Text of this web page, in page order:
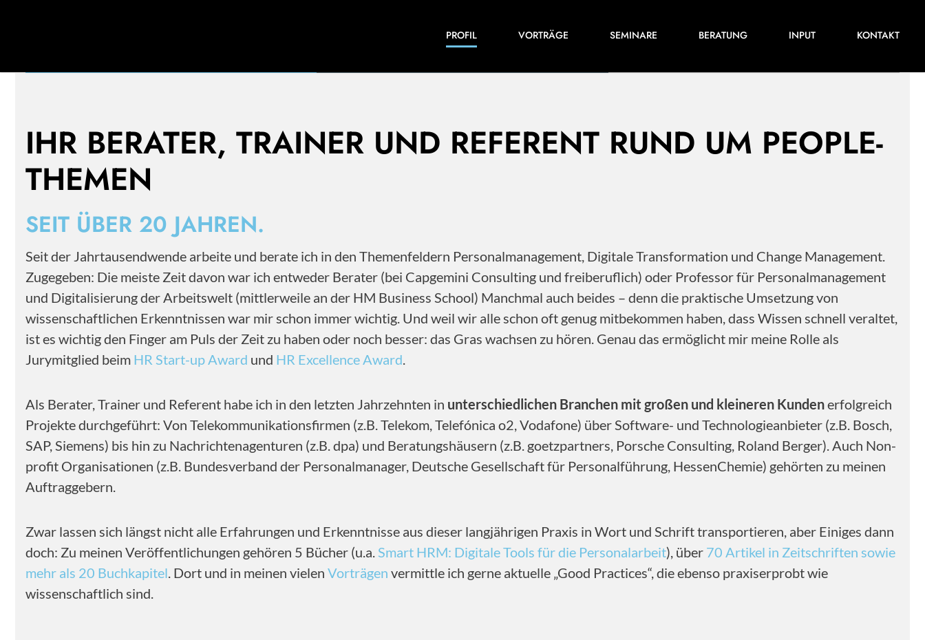
PROFIL VORTRÄGE SEMINARE BERATUNG INPUT KONTAKT
Veröffentlichungen, Videos und vieles mehr.
IHR BERATER, TRAINER UND REFERENT RUND UM PEOPLE-
THEMEN
SEIT ÜBER 20 JAHREN.
Seit der Jahrtausendwende arbeite und berate ich in den Themenfeldern Personalmanagement, Digitale Transformation und Change Management.
Zugegeben: Die meiste Zeit davon war ich entweder Berater (bei Capgemini Consulting und freiberuflich) oder Professor für Personalmanagement
und Digitalisierung der Arbeitswelt (mittlerweile an der HM Business School) Manchmal auch beides – denn die praktische Umsetzung von
wissenschaftlichen Erkenntnissen war mir schon immer wichtig. Und weil wir alle schon oft genug mitbekommen haben, dass Wissen schnell veraltet,
ist es wichtig den Finger am Puls der Zeit zu haben oder noch besser: das Gras wachsen zu hören. Genau das ermöglicht mir meine Rolle als
Jurymitglied beim HR Start-up Award und HR Excellence Award.
Als Berater, Trainer und Referent habe ich in den letzten Jahrzehnten in unterschiedlichen Branchen mit großen und kleineren Kundenerfolgreich
Projekte durchgeführt: Von Telekommunikationsfirmen (z.B. Telekom, Telefónica o2, Vodafone) über Software- und Technologieanbieter (z.B. Bosch,
SAP, Siemens) bis hin zu Nachrichtenagenturen (z.B. dpa) und Beratungshäusern (z.B. goetzpartners, Porsche Consulting, Roland Berger). Auch Non-
profit Organisationen (z.B. Bundesverband der Personalmanager, Deutsche Gesellschaft für Personalführung, HessenChemie) gehörten zu meinen
Auftraggebern.
Zwar lassen sich längst nicht alle Erfahrungen und Erkenntnisse aus dieser langjährigen Praxis in Wort und Schrift transportieren, aber Einiges dann
doch: Zu meinen Veröffentlichungen gehören 5 Bücher (u.a.Smart HRM: Digitale Tools für die Personalarbeit), über 70 Artikel in Zeitschriften sowie
mehr als 20 Buchkapitel. Dort und in meinen vielen Vorträgen vermittle ich gerne aktuelle „Good Practices“, die ebenso praxiserprobt wie
wissenschaftlich sind.